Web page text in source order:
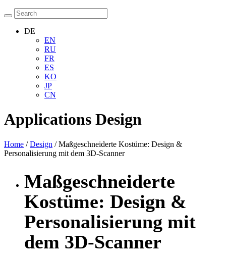
DE
EN
RU
FR
ES
KO
JP
CN
Applications Design
Home /Design / Maßgeschneiderte Kostüme: Design &
Personalisierung mit dem 3D-Scanner
Maßgeschneiderte
Kostüme: Design &
Personalisierung mit
dem 3D-Scanner